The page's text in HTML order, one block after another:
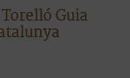
Guia